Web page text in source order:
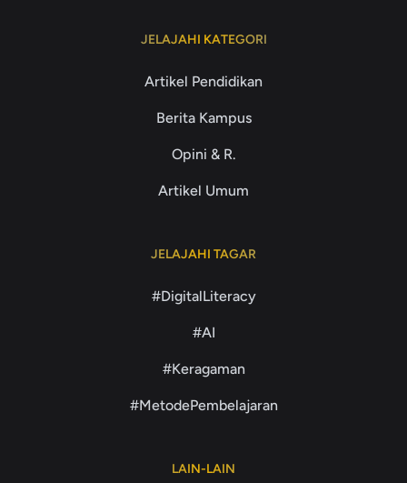
JELAJAHI KATEGORI
Artikel Pendidikan
Berita Kampus
Opini & R.
Artikel Umum
JELAJAHI TAGAR
#DigitalLiteracy
#AI
#Keragaman
#MetodePembelajaran
LAIN-LAIN